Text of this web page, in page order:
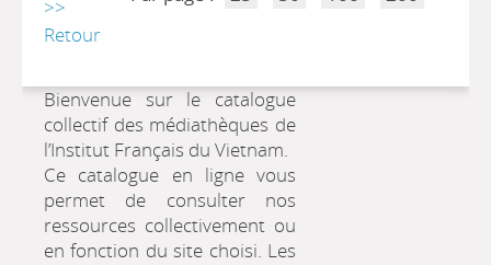
>>
Retour
Bienvenue sur le catalogue
collectif des médiathèques de
l’Institut Français du Vietnam.
Ce catalogue en ligne vous
permet de consulter nos
ressources collectivement ou
en fonction du site choisi. Les